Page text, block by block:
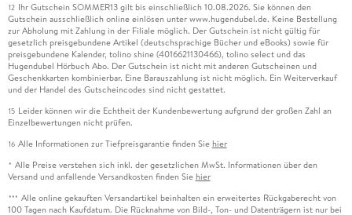
12 Ihr Gutschein SOMMER13 gilt bis einschließlich 10.08.2026. Sie können den
Gutschein ausschließlich online einlösen unter www.hugendubel.de. Keine Bestellung
zur Abholung mit Zahlung in der Filiale möglich. Der Gutschein ist nicht gültig für
gesetzlich preisgebundene Artikel (deutschsprachige Bücher und eBooks) sowie für
preisgebundene Kalender, tolino shine (4016621130466), tolino select und das
Hugendubel Hörbuch Abo. Der Gutschein ist nicht mit anderen Gutscheinen und
Geschenkkarten kombinierbar. Eine Barauszahlung ist nicht möglich. Ein Weiterverkauf
und der Handel des Gutscheincodes sind nicht gestattet.
15 Leider können wir die Echtheit der Kundenbewertung aufgrund der großen Zahl an
Einzelbewertungen nicht prüfen.
16 Alle Informationen zur Tiefpreisgarantie finden Sie hier
* Alle Preise verstehen sich inkl. der gesetzlichen MwSt. Informationen über den
Versand und anfallende Versandkosten finden Sie hier
*** Alle online gekauften Versandartikel beinhalten ein erweitertes Rückgaberecht von
100 Tagen nach Kaufdatum. Die Rücknahme von Bild-, Ton- und Datenträgern ist nur bei